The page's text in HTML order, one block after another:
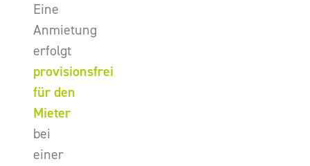
Eine
Anmietung
erfolgt
provisionsfrei
für den
Mieter
bei
einer